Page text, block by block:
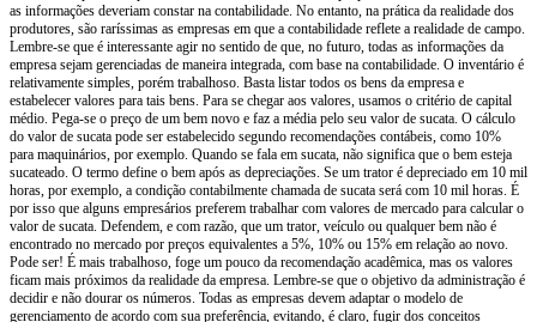
as informações deveriam constar na contabilidade. No entanto, na prática da realidade dos
produtores, são raríssimas as empresas em que a contabilidade reflete a realidade de campo.
Lembre-se que é interessante agir no sentido de que, no futuro, todas as informações da
empresa sejam gerenciadas de maneira integrada, com base na contabilidade. O inventário é
relativamente simples, porém trabalhoso. Basta listar todos os bens da empresa e
estabelecer valores para tais bens. Para se chegar aos valores, usamos o critério de capital
médio. Pega-se o preço de um bem novo e faz a média pelo seu valor de sucata. O cálculo
do valor de sucata pode ser estabelecido segundo recomendações contábeis, como 10%
para maquinários, por exemplo. Quando se fala em sucata, não significa que o bem esteja
sucateado. O termo define o bem após as depreciações. Se um trator é depreciado em 10 mil
horas, por exemplo, a condição contabilmente chamada de sucata será com 10 mil horas. É
por isso que alguns empresários preferem trabalhar com valores de mercado para calcular o
valor de sucata. Defendem, e com razão, que um trator, veículo ou qualquer bem não é
encontrado no mercado por preços equivalentes a 5%, 10% ou 15% em relação ao novo.
Pode ser! É mais trabalhoso, foge um pouco da recomendação acadêmica, mas os valores
ficam mais próximos da realidade da empresa. Lembre-se que o objetivo da administração é
decidir e não dourar os números. Todas as empresas devem adaptar o modelo de
gerenciamento de acordo com sua preferência, evitando, é claro, fugir dos conceitos